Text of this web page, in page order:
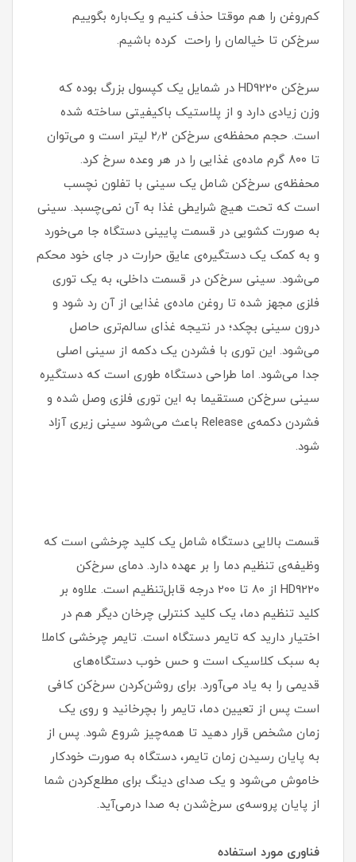
کم‌روغن را هم موقتا حذف ‌کنیم و یک‌باره بگوییم
سرخ‌کن تا خیالمان را راحت کرده باشیم.
سرخ‌کن HD9220 در شمایل یک کپسول بزرگ بوده که
وزن زیادی دارد و از پلاستیک باکیفیتی ساخته شده
‌است. حجم محفظه‌ی سرخ‌کن ۲٫۲ لیتر است و می‌توان
تا ۸۰۰ گرم ماده‌ی غذایی را در هر وعده سرخ کرد.
محفظه‌ی سرخ‌کن شامل یک سینی با تفلون نچسب
است که تحت هیچ شرایطی غذا به آن نمی‌چسبد. سینی
به صورت کشویی در قسمت پایینی دستگاه جا می‌خورد
و به کمک یک دستگیره‌ی عایق حرارت در جای خود محکم
می‌شود. سینی سرخ‌کن در قسمت داخلی، به یک توری
فلزی مجهز شده تا روغن ماده‌ی غذایی از آن رد شود و
درون سینی بچکد؛ در نتیجه غذای سالم‌تری حاصل
می‌شود. این توری با فشردن یک دکمه از سینی اصلی
جدا می‌شود. اما طراحی دستگاه طوری است که دستگیره‌
سینی سرخ‌کن مستقیما به این توری فلزی وصل شده و
فشردن دکمه‌ی Release باعث می‌شود سینی زیری آزاد
شود.
قسمت بالایی دستگاه شامل یک کلید چرخشی است که
وظیفه‌ی تنظیم دما را بر عهده دارد. دمای سرخ‌کن
HD9220 از 80 تا 200 درجه قابل‌تنظیم است. علاوه بر
کلید تنظیم دما، یک کلید کنترلی چرخان دیگر هم در
اختیار دارید که تایمر دستگاه است. تایمر چرخشی کاملا
به سبک کلاسیک است و حس خوب دستگاه‌های
قدیمی را به یاد می‌آورد. برای روشن‌کردن سرخ‌کن کافی
است پس از تعیین دما، تایمر را بچرخانید و روی یک
زمان مشخص قرار دهید تا همه‌چیز شروع شود. پس از
به پایان رسیدن زمان تایمر، دستگاه به صورت خودکار
خاموش می‌شود و یک صدای دینگ برای مطلع‌کردن شما
از پایان پروسه‌ی سرخ‌شدن به صدا درمی‌آید.
فناوری مورد استفاده